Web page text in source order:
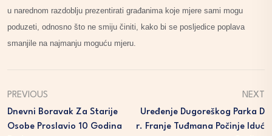
u narednom razdoblju prezentirati građanima koje mjere sami mogu
poduzeti, odnosno što ne smiju činiti, kako bi se posljedice poplava
smanjile na najmanju moguću mjeru.
PREVIOUS
Dnevni Boravak Za Starije
Osobe Proslavio 10 Godina
NEXT
Uređenje Dugoreškog Parka D
R. Franje Tuđmana Počinje Iduć